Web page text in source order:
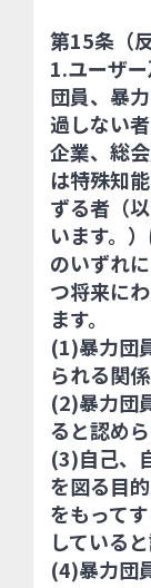
第15条（
1.ユーザ
団員、暴
過しない
企業、総
は特殊知
ずる者（
います。
のいずれ
つ将来に
ます。
(1)暴力団
られる関
(2)暴力団
ると認め
(3)自己、
を図る目
をもって
している
(4)暴力団